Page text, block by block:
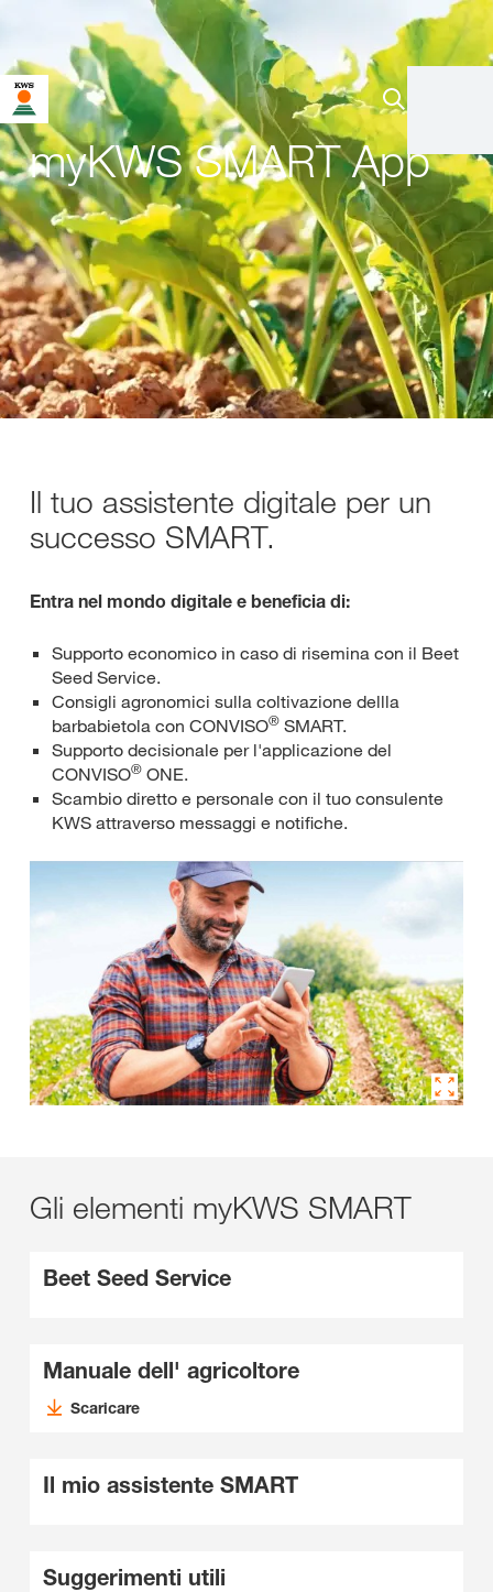
myKWS SMART App
Il tuo assistente digitale per un
successo SMART.
Entra nel mondo digitale e beneficia di:
Supporto economico in caso di risemina con il Beet
Seed Service.
Consigli agronomici sulla coltivazione dellla
barbabietola con CONVISO® SMART.
Supporto decisionale per l'applicazione del
CONVISO® ONE.
Scambio diretto e personale con il tuo consulente
KWS attraverso messaggi e notifiche.
Gli elementi myKWS SMART
Beet Seed Service
Manuale dell' agricoltore
Scaricare
Il mio assistente SMART
Suggerimenti utili